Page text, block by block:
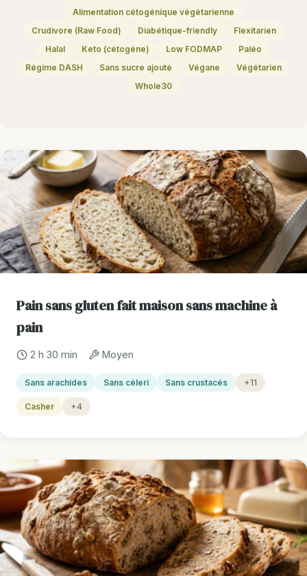
Alimentation cétogénique végétarienne
Crudivore (Raw Food)
Diabétique-friendly
Flexitarien
Halal
Keto (cétogène) Low FODMAP
Paléo
Régime DASH
Sans sucre ajouté Végane
Végétarien
Whole30
Pain sans gluten fait maison sans machine à
pain
2 h 30 min Moyen
Sans arachides Sans céleri Sans crustacés +11
Casher +4